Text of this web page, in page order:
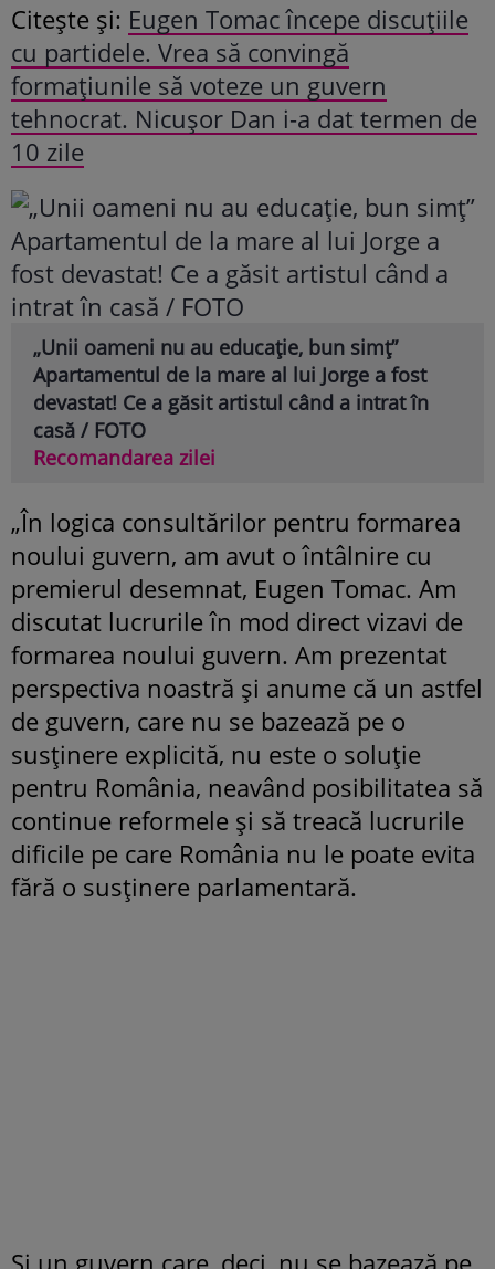
Citește și: Eugen Tomac începe discuțiile
cu partidele. Vrea să convingă
formațiunile să voteze un guvern
tehnocrat. Nicușor Dan i-a dat termen de
10 zile
„Unii oameni nu au educație, bun simț”
Apartamentul de la mare al lui Jorge a fost
devastat! Ce a găsit artistul când a intrat în
casă / FOTO
Recomandarea zilei
„În logica consultărilor pentru formarea
noului guvern, am avut o întâlnire cu
premierul desemnat, Eugen Tomac. Am
discutat lucrurile în mod direct vizavi de
formarea noului guvern. Am prezentat
perspectiva noastră și anume că un astfel
de guvern, care nu se bazează pe o
susținere explicită, nu este o soluție
pentru România, neavând posibilitatea să
continue reformele și să treacă lucrurile
dificile pe care România nu le poate evita
fără o susținere parlamentară.
Și un guvern care, deci, nu se bazează pe